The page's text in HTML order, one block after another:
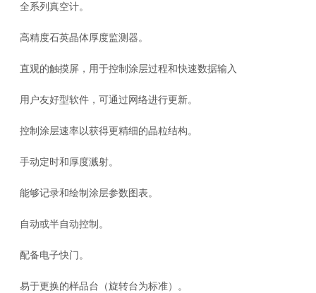
全系列真空计。
高精度石英晶体厚度监测器。
直观的触摸屏，用于控制涂层过程和快速数据输入
用户友好型软件，可通过网络进行更新。
控制涂层速率以获得更精细的晶粒结构。
手动定时和厚度溅射。
能够记录和绘制涂层参数图表。
自动或半自动控制。
配备电子快门。
易于更换的样品台（旋转台为标准）。